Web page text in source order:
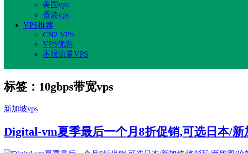
美国vps
香港vps
VPS推荐
CN2 VPS
VPS优惠
不限流量VPS
标签：10gbps带宽vps
新加坡vps
Digital-vm夏季最后一个月8折促销,可选日本/